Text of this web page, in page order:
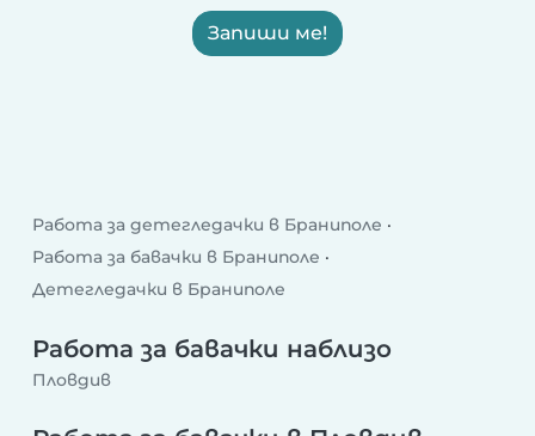
Запиши ме!
Работа за детегледачки в Браниполе
Работа за бавачки в Браниполе
Детегледачки в Браниполе
Работа за бавачки наблизо
Пловдив